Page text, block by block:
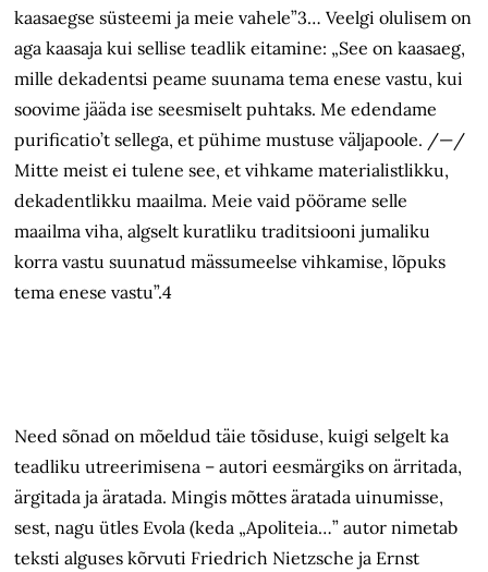
kaasaegse süsteemi ja meie vahele”3… Veelgi olulisem on
aga kaasaja kui sellise teadlik eitamine: „See on kaasaeg,
mille dekadentsi peame suunama tema enese vastu, kui
soovime jääda ise seesmiselt puhtaks. Me edendame
purificatio’t sellega, et pühime mustuse väljapoole. /—/
Mitte meist ei tulene see, et vihkame materialistlikku,
dekadentlikku maailma. Meie vaid pöörame selle
maailma viha, algselt kuratliku traditsiooni jumaliku
korra vastu suunatud mässumeelse vihkamise, lõpuks
tema enese vastu”.4
Need sõnad on mõeldud täie tõsiduse, kuigi selgelt ka
teadliku utreerimisena – autori eesmärgiks on ärritada,
ärgitada ja äratada. Mingis mõttes äratada uinumisse,
sest, nagu ütles Evola (keda „Apoliteia…” autor nimetab
teksti alguses kõrvuti Friedrich Nietzsche ja Ernst